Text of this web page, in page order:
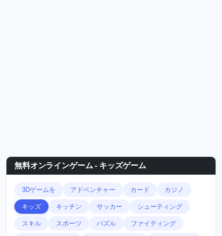
無料オンラインゲーム - キッズゲーム
3Dゲームを アドベンチャー カード カジノ
キッズ キッチン サッカー シューティング
スキル スポーツ パズル ファイティング